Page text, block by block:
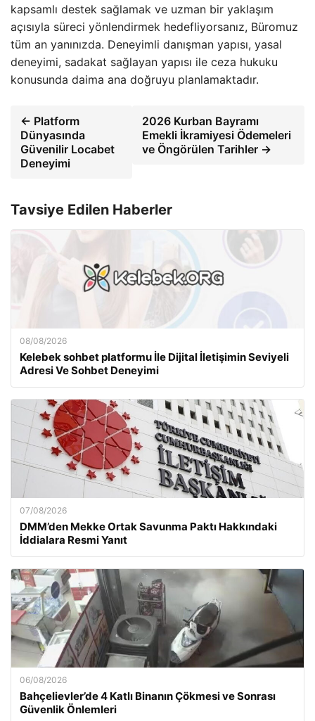
kapsamlı destek sağlamak ve uzman bir yaklaşım
açısıyla süreci yönlendirmek hedefliyorsanız, Büromuz
tüm an yanınızda. Deneyimli danışman yapısı, yasal
deneyimi, sadakat sağlayan yapısı ile ceza hukuku
konusunda daima ana doğruyu planlamaktadır.
← Platform
Dünyasında
Güvenilir Locabet
Deneyimi
2026 Kurban Bayramı
Emekli İkramiyesi Ödemeleri
ve Öngörülen Tarihler →
Tavsiye Edilen Haberler
08/08/2026
Kelebek sohbet platformu İle Dijital İletişimin Seviyeli
Adresi Ve Sohbet Deneyimi
07/08/2026
DMM’den Mekke Ortak Savunma Paktı Hakkındaki
İddialara Resmi Yanıt
06/08/2026
Bahçelievler’de 4 Katlı Binanın Çökmesi ve Sonrası
Güvenlik Önlemleri